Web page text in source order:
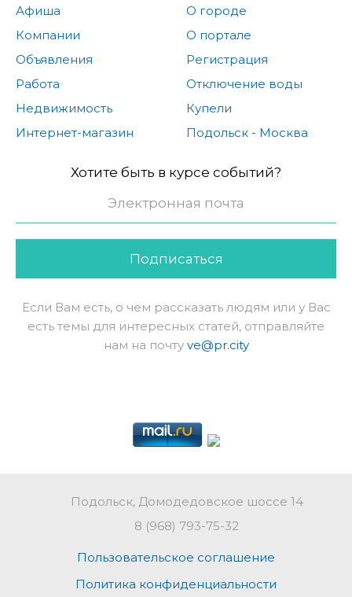
Афиша
Компании
Объявления
Работа
Недвижимость
Интернет-магазин
О городе
О портале
Регистрация
Отключение воды
Купели
Подольск - Москва
Хотите быть в курсе событий?
Подписаться
Если Вам есть, о чем рассказать людям или у Вас
есть темы для интересных статей, отправляйте
нам на почту ve@pr.city
Подольск, Домодедовское шоссе 14
8 (968) 793-75-32
Пользовательское соглашение
Политика конфиденциальности